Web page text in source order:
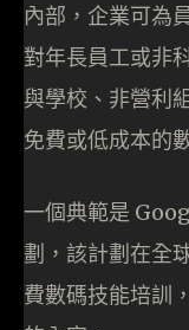
內部，企業可為
對年長員工或非
與學校、非營利
免費或低成本的
一個典範是
劃，該計劃在全
費數碼技能培訓